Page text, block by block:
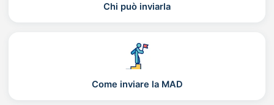
Chi può inviarla
Come inviare la MAD